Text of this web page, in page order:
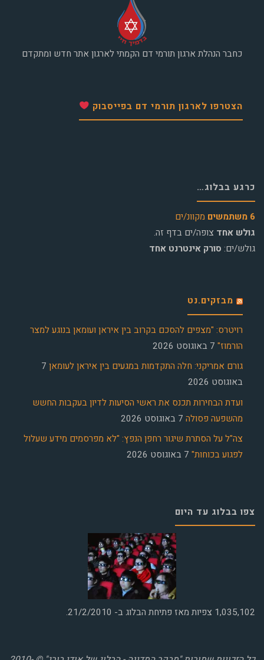
כחבר הנהלת ארגון תורמי דם הקמתי לארגון אתר חדש ומתקדם
הצטרפו לארגון תורמי דם בפייסבוק
כרגע בבלוג…
6 משתמשים
מקוונ/ים
גולש אחד צופה/ים בדף זה.
גולש/ים: סורק אינטרנט אחד
מבזקים.נט
רויטרס: "מצפים להסכם בקרוב בין איראן ועומאן בנוגע למצר
הורמוז" 7 באוגוסט 2026
גורם אמריקני: חלה התקדמות במגעים בין איראן לעומאן 7
באוגוסט 2026
ועדת הבחירות תכנס את ראשי הסיעות לדיון בעקבות החשש
מהשפעה פסולה 7 באוגוסט 2026
צה"ל על הסתרת שיגור רחפן הנפץ: "לא מפרסמים מידע שעלול
לפגוע בכוחות" 7 באוגוסט 2026
צפו בבלוג עד היום
1,035,102 צפיות מאז פתיחת הבלוג ב- 21/2/2010.